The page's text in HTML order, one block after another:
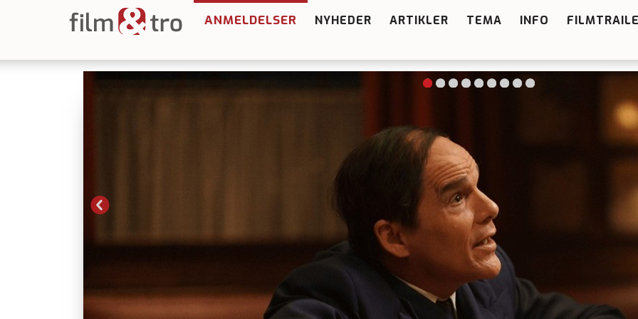
ANMELDELSER NYHEDER ARTIKLER TEMA INFO